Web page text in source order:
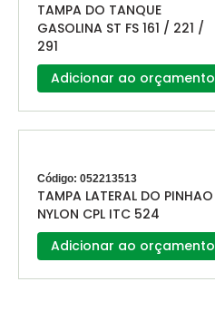
TAMPA DO TANQUE
GASOLINA ST FS 161 / 221 /
291
Adicionar ao orçamento
Código: 052213513
TAMPA LATERAL DO PINHAO
NYLON CPL ITC 524
Adicionar ao orçamento